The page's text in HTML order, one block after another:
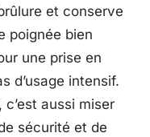
et conserve
poignée bien
une prise en
d’usage intensif.
aussi miser
sécurité et de